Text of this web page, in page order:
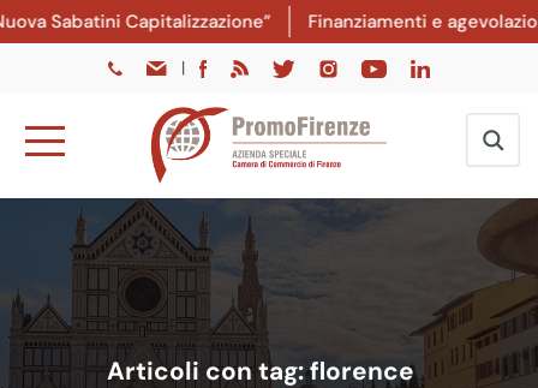
Capitalizzazione” Finanziamenti e agevolazioni:
|
Articoli con tag: florence